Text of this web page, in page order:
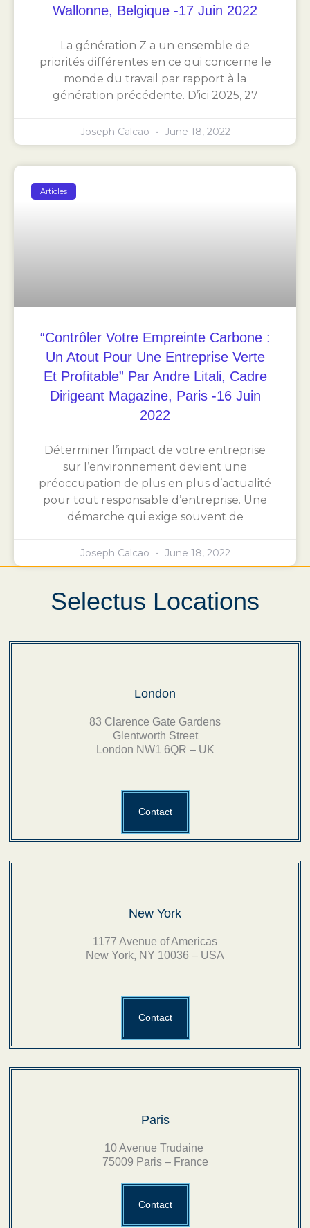
Wallonne, Belgique -17 Juin 2022
La génération Z a un ensemble de
priorités différentes en ce qui concerne le
monde du travail par rapport à la
génération précédente. D’ici 2025, 27
Joseph Calcao June 18, 2022
Articles
“Contrôler Votre Empreinte Carbone :
Un Atout Pour Une Entreprise Verte
Et Profitable” Par Andre Litali, Cadre
Dirigeant Magazine, Paris -16 Juin
2022
Déterminer l’impact de votre entreprise
sur l’environnement devient une
préoccupation de plus en plus d’actualité
pour tout responsable d’entreprise. Une
démarche qui exige souvent de
Joseph Calcao June 18, 2022
Selectus Locations
London
83 Clarence Gate Gardens
Glentworth Street
London NW1 6QR – UK
Contact
New York
1177 Avenue of Americas
New York, NY 10036 – USA
Contact
Paris
10 Avenue Trudaine
75009 Paris – France
Contact